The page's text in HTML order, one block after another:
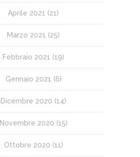
Aprile 2021 (21)
Marzo 2021 (25)
Febbraio 2021 (19)
Gennaio 2021 (6)
Dicembre 2020 (14)
Novembre 2020 (15)
Ottobre 2020 (11)